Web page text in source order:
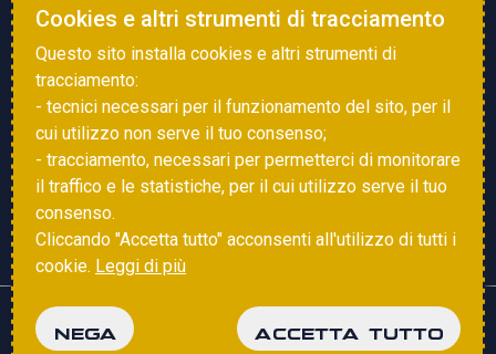
ATTIVITÀ ED EVENTI
Squadre di Calcio
Associazione Sammarinese Arbitri
Vota gol e parata
Copyright © 2025 FSGC. Tutti i diritti riservati
Cookies e altri strumenti di tracciamento
Questo sito installa cookies e altri strumenti di
tracciamento:
- tecnici necessari per il funzionamento del sito, per il
cui utilizzo non serve il tuo consenso;
- tracciamento, necessari per permetterci di monitorare
il traffico e le statistiche, per il cui utilizzo serve il tuo
consenso.
Cliccando "Accetta tutto" acconsenti all'utilizzo di tutti i
cookie. Leggi di più
NEGA ACCETTA TUTTO